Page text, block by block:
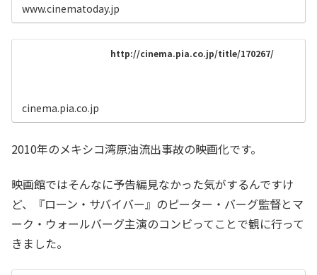
www.cinematoday.jp
http://cinema.pia.co.jp/title/170267/
cinema.pia.co.jp
2010年のメキシコ湾原油流出事故の映画化です。
映画館ではそんなに予告編見なかった気がするんですけ
ど、『ローン・サバイバー』のピーター・バーグ監督とマ
ーク・ウォールバーグ主演のコンビってことで観に行って
きました。